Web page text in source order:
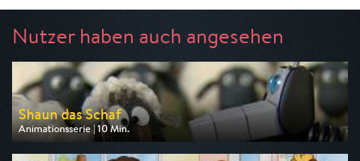
Nutzer haben auch angesehen
Shaun das Schaf
Animationsserie | 10 Min.
Ausgestrahlt von ARD
am 08.08.2026, 07:05